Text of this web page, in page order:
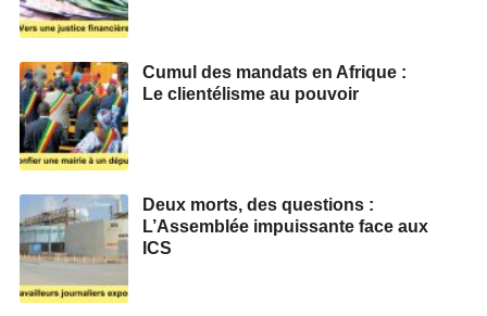
Cumul des mandats en Afrique :
Le clientélisme au pouvoir
Deux morts, des questions :
L’Assemblée impuissante face aux
ICS